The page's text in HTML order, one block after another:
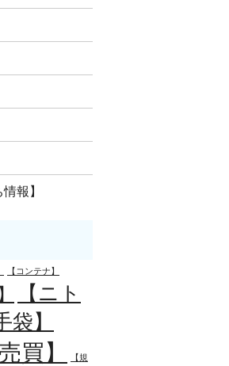
報】
【コンテナ】
【ニト
】
買】 【規